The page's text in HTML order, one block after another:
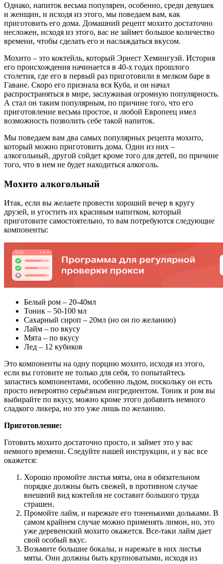
Однако, напиток весьма популярен, особенно, среди девушек
и женщин, и исходя из этого, мы поведаем вам, как
приготовить его дома. Домашний рецепт мохито достаточно
несложен, исходя из этого, вас не займет большое количество
времени, чтобы сделать его и наслаждаться вкусом.
Мохито – это коктейль, который Эрнест Хемингуэй. История
его происхождения начинается в 40-х годах прошлого
столетия, где его в первый раз приготовили в мелком баре в
Гаване. Скоро его признала вся Куба, и он начал
распространяться в мире, заслуживая огромную популярность.
А стал он таким популярным, по причине того, что его
приготовление весьма простое, и любой Европеец имел
возможность позволить себе такой напиток.
Мы поведаем вам два самых популярных рецепта мохито,
который можно приготовить дома. Один из них –
алкогольный, другой сойдет кроме того для детей, по причине
того, что в нем не будет находиться алкоголь.
Мохито алкогольный
Итак, если вы желаете провести хороший вечер в кругу
друзей, и угостить их красивым напитком, который
приготовите самостоятельно, то вам потребуются следующие
компоненты:
Белый ром – 20-40мл
Тоник – 50-100 мл
Сахарный сироп – 20мл (но он по желанию)
Лайм – по вкусу
Мята – по вкусу
Лед – 12 кубиков
Это компоненты на одну порцию мохито, исходя из этого,
если вы готовите не только для себя, то попытайтесь
запастись компонентами, особенно льдом, поскольку он есть
просто невероятно серьёзным ингредиентом. Тоник и ром вы
выбирайте по вкусу, можно кроме этого добавить немного
сладкого ликера, но это уже лишь по желанию.
Приготовление:
Готовить мохито достаточно просто, и займет это у вас
немного времени. Следуйте нашей инструкции, и у вас все
окажется:
Хорошо промойте листья мяты, она в обязательном
порядке должны быть свежей, в противном случае
внешний вид коктейля не составит большого труда
страшен.
Промойте лайм, и нарежьте его тоненькими дольками. В
самом крайнем случае можно применять лимон, но, это
уже деревенский мохито окажется. Все-таки лайм дает
свой особый вкус.
Возьмите большие бокалы, и нарежьте в них листья
мяты. Они должны быть крупноватыми, исходя из